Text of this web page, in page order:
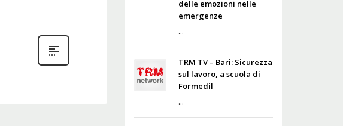
delle emozioni nelle
emergenze
...
TRM TV – Bari: Sicurezza
sul lavoro, a scuola di
Formedil
...